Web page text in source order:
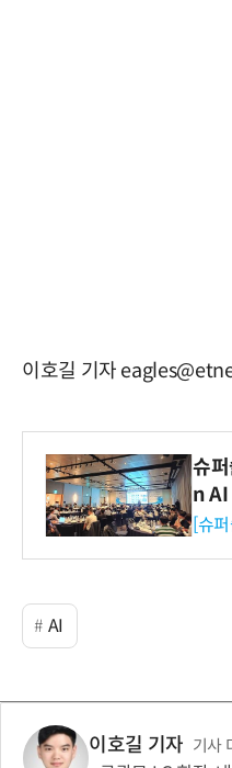
이호길 기자
슈
n
리
[슈
AI
이호길 기자 기사